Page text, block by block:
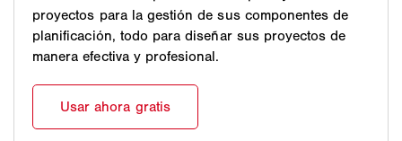
proyectos para la gestión de sus componentes de
planificación, todo para diseñar sus proyectos de
manera efectiva y profesional.